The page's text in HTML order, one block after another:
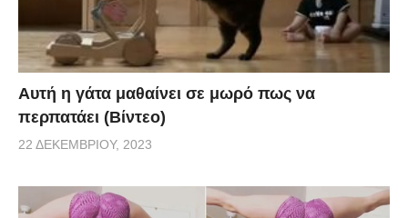
Αυτή η γάτα μαθαίνει σε μωρό πως να
περπατάει (Βίντεο)
22 ΔΕΚΕΜΒΡΊΟΥ, 2023